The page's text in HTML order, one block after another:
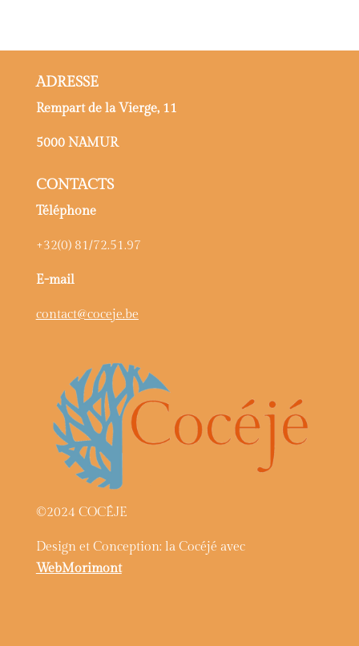
ADRESSE
Rempart de la Vierge, 11
5000 NAMUR
CONTACTS
Téléphone
+32(0) 81/72.51.97
E-mail
contact@coceje.be
©2024 COCÉJE
Design et Conception: la Cocéjé avec
WebMorimont